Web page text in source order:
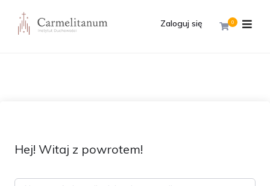
0
Zaloguj się
Hej! Witaj z powrotem!